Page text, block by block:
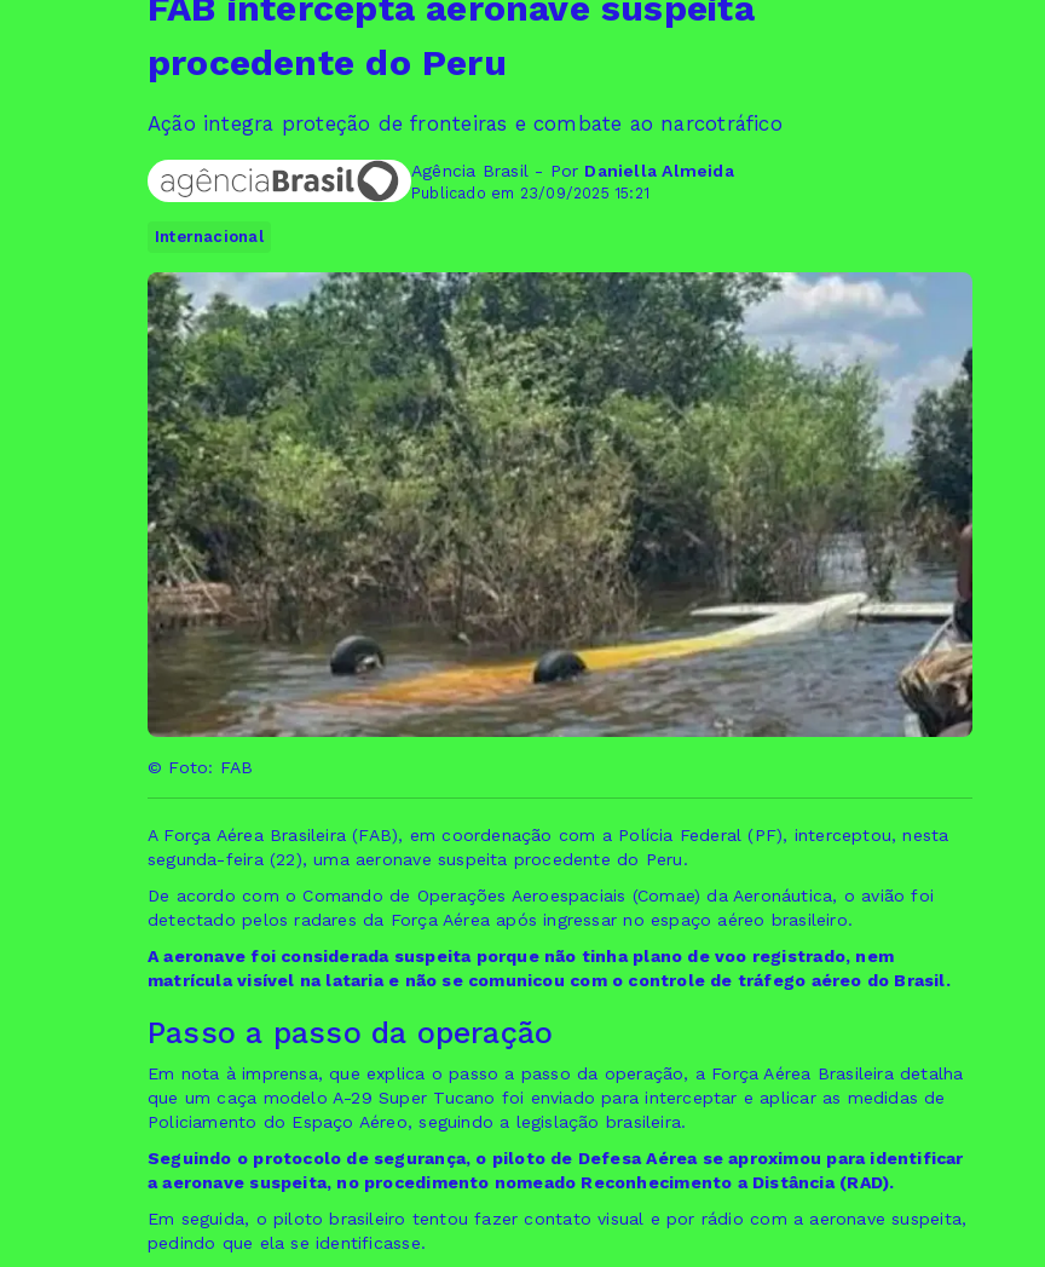
procedente do Peru
Ação integra proteção de fronteiras e combate ao narcotráfico
Agência Brasil - Por Daniella Almeida
Publicado em 23/09/2025 15:21
Internacional
© Foto: FAB
A Força Aérea Brasileira (FAB), em coordenação com a Polícia Federal (PF), interceptou, nesta
segunda-feira (22), uma aeronave suspeita procedente do Peru.
De acordo com o Comando de Operações Aeroespaciais (Comae) da Aeronáutica, o avião foi
detectado pelos radares da Força Aérea após ingressar no espaço aéreo brasileiro.
A aeronave foi considerada suspeita porque não tinha plano de voo registrado, nem
matrícula visível na lataria e não se comunicou com o controle de tráfego aéreo do Brasil.
Passo a passo da operação
Em nota à imprensa, que explica o passo a passo da operação, a Força Aérea Brasileira detalha
que um caça modelo A-29 Super Tucano foi enviado para interceptar e aplicar as medidas de
Policiamento do Espaço Aéreo, seguindo a legislação brasileira.
Seguindo o protocolo de segurança, o piloto de Defesa Aérea se aproximou para identificar
a aeronave suspeita, no procedimento nomeado Reconhecimento a Distância (RAD).
Em seguida, o piloto brasileiro tentou fazer contato visual e por rádio com a aeronave suspeita,
pedindo que ela se identificasse.